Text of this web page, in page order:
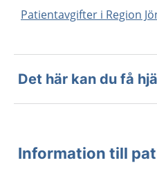
Patientavgifter i Region
Det här kan du få
Information till